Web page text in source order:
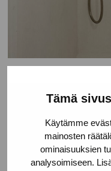
Tämä
Käytämme
mainosten
ominaisuuksien
analysoimiseen.